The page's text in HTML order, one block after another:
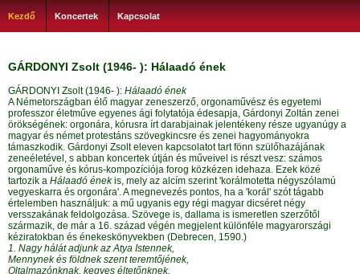
Kezdő Koncertek Kapcsolat
GÁRDONYI Zsolt (1946- ): Hálaadó ének
GÁRDONYI Zsolt (1946- ): Hálaadó ének
A Németországban élő magyar zeneszerző, orgonaművész és egyetemi
professzor életműve egyenes ági folytatója édesapja, Gárdonyi Zoltán zenei
örökségének: orgonára, kórusra írt darabjainak jelentékeny része ugyanúgy a
magyar és német protestáns szövegkincsre és zenei hagyományokra
támaszkodik. Gárdonyi Zsolt eleven kapcsolatot tart fönn szülőhazájának
zeneéletével, s abban koncertek útján és műveivel is részt vesz: számos
orgonaműve és kórus-kompozíciója forog közkézen idehaza. Ezek közé
tartozik a Hálaadó énekis, mely az alcím szerint 'korálmotetta négyszólamú
vegyeskarra és orgonára'. A megnevezés pontos, ha a 'korál' szót tágabb
értelemben használjuk: a mű ugyanis egy régi magyar dicséret négy
versszakának feldolgozása. Szövege is, dallama is ismeretlen szerzőtől
származik, de már a 16. század végén megjelent különféle magyarországi
kéziratokban és énekeskönyvekben (Debrecen, 1590.)
1. Nagy hálát adjunk az Atya Istennek,
Mennynek és földnek szent teremtőjének,
Oltalmazónknak, kegyes éltetőnknek,